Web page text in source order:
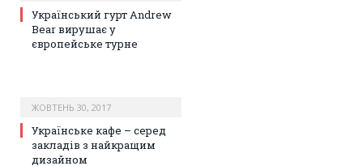
Український гурт Andrew
Bear вирушає у
європейське турне
ЖОВТЕНЬ 30, 2017
Українське кафе – серед
закладів з найкращим
дизайном